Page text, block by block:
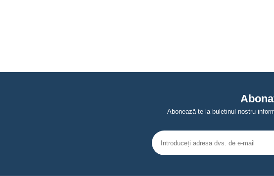
Abonează-te la buletinul nostru